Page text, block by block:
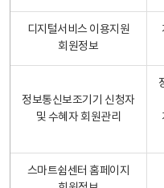
디지털서비스 이용지원
회원정보
정보통신보조기기 신청자
및 수혜자 회원관리
스마트쉼센터 홈페이지